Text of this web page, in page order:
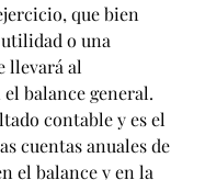
que bien
o una
llevará al
balance general.
contable y es el
cuentas anuales de
el balance y en la